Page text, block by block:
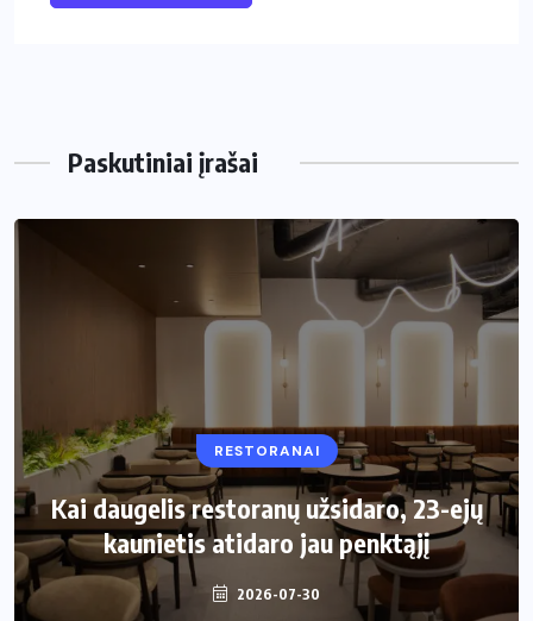
Paskutiniai įrašai
RESTORANAI
Kai daugelis restoranų užsidaro, 23-ejų
kaunietis atidaro jau penktąjį
2026-07-30
VIRTUVĖ
Kaip pasirinkti šiukšliadėžę mažai
virtuvei?
2026-06-25